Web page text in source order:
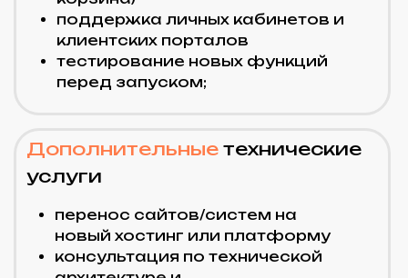
Написать
УСЛУГИ
КОНТАКТЫ